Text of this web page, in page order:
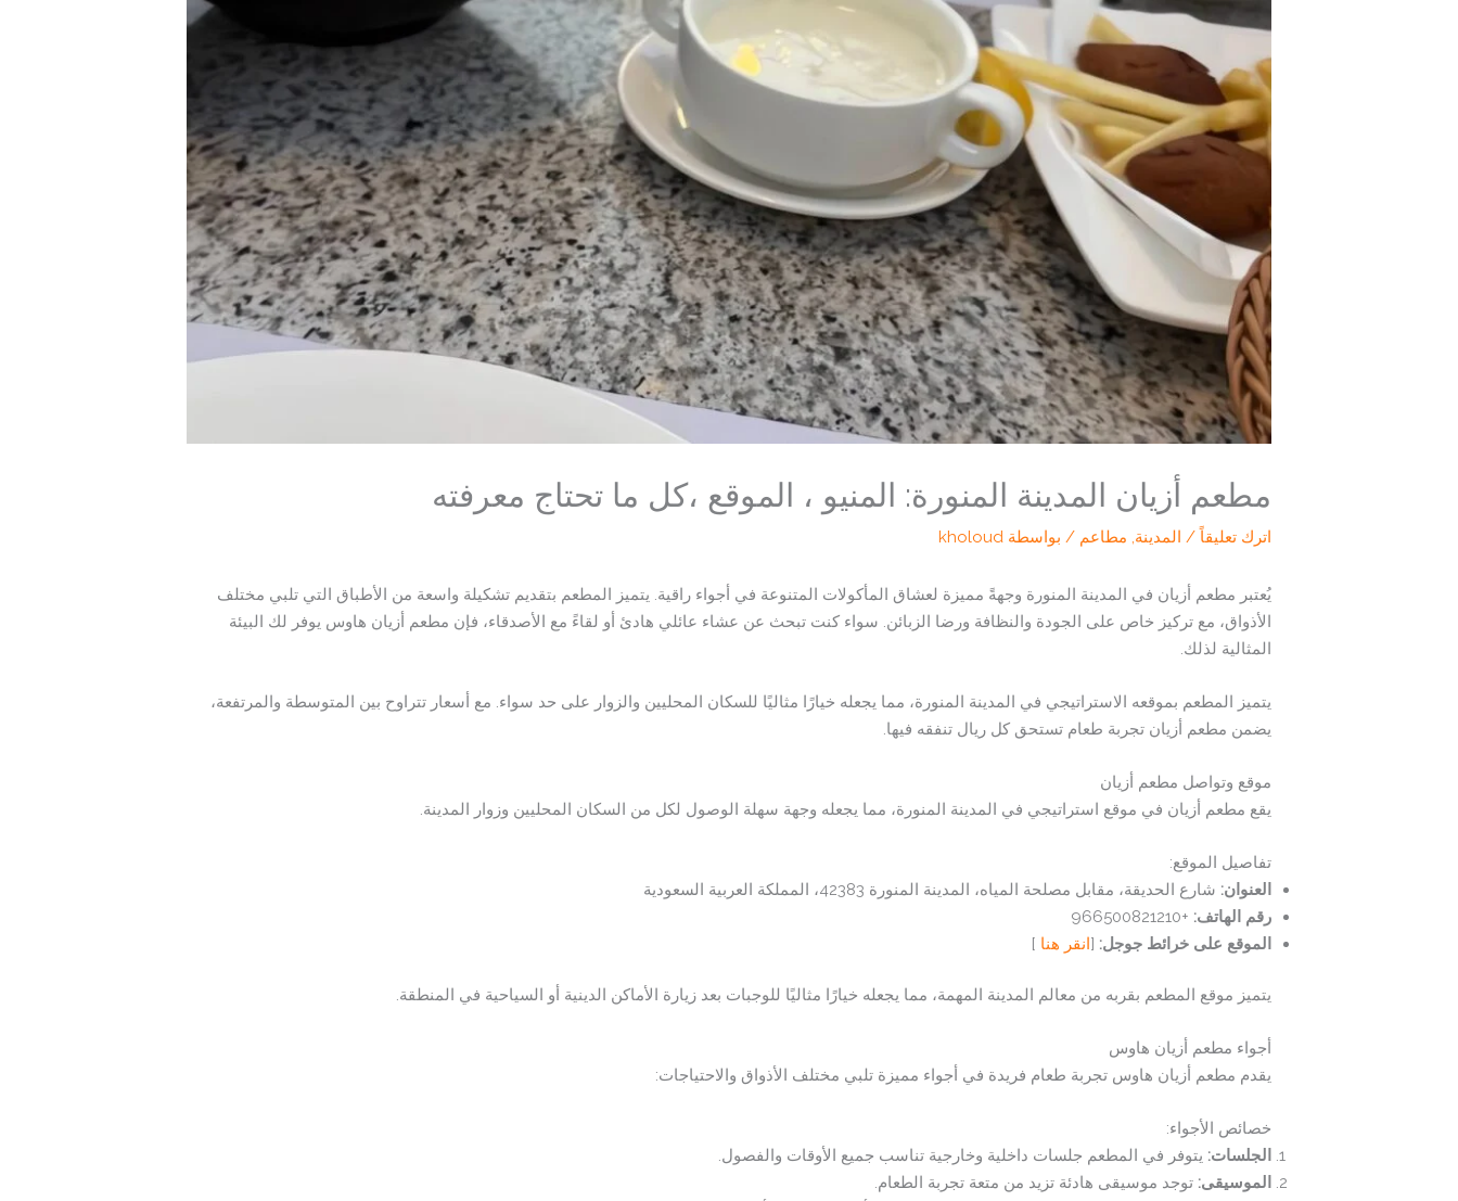
مطعم أزيان المدينة المنورة: المنيو ، الموقع ،كل ما تحتاج معرفته
اترك تعليقاً / المدينة, مطاعم / بواسطة kholoud
يُعتبر مطعم أزيان في المدينة المنورة وجهةً مميزة لعشاق المأكولات المتنوعة في أجواء راقية. يتميز المطعم بتقديم تشكيلة واسعة من الأطباق التي تلبي مختلف
الأذواق، مع تركيز خاص على الجودة والنظافة ورضا الزبائن. سواء كنت تبحث عن عشاء عائلي هادئ أو لقاءً مع الأصدقاء، فإن مطعم أزيان هاوس يوفر لك البيئة
المثالية لذلك.
يتميز المطعم بموقعه الاستراتيجي في المدينة المنورة، مما يجعله خيارًا مثاليًا للسكان المحليين والزوار على حد سواء. مع أسعار تتراوح بين المتوسطة والمرتفعة،
يضمن مطعم أزيان تجربة طعام تستحق كل ريال تنفقه فيها.
موقع وتواصل مطعم أزيان
يقع مطعم أزيان في موقع استراتيجي في المدينة المنورة، مما يجعله وجهة سهلة الوصول لكل من السكان المحليين وزوار المدينة.
تفاصيل الموقع:
العنوان: شارع الحديقة، مقابل مصلحة المياه، المدينة المنورة 42383، المملكة العربية السعودية
رقم الهاتف: +966500821210
الموقع على خرائط جوجل: [انقر هنا ]
يتميز موقع المطعم بقربه من معالم المدينة المهمة، مما يجعله خيارًا مثاليًا للوجبات بعد زيارة الأماكن الدينية أو السياحية في المنطقة.
أجواء مطعم أزيان هاوس
يقدم مطعم أزيان هاوس تجربة طعام فريدة في أجواء مميزة تلبي مختلف الأذواق والاحتياجات:
خصائص الأجواء:
الجلسات: يتوفر في المطعم جلسات داخلية وخارجية تناسب جميع الأوقات والفصول.
الموسيقى: توجد موسيقى هادئة تزيد من متعة تجربة الطعام.